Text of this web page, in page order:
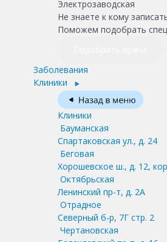
Не знаете к кому
Поможем подобрать
Заболевания
Клиники
Клиники
Бауманская
Спартаковская ул., д. 24
Беговая
Хорошевское ш., д. 12,
Октябрьская
Ленинский пр-т, д. 2А
Отрадное
Северный б-р, 7Г стр. 2
Чертановская